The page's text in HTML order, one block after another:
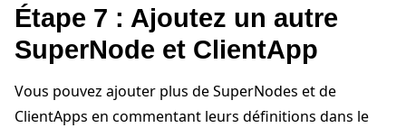
Étape 7 : Ajoutez un autre
SuperNode et ClientApp
Vous pouvez ajouter plus de SuperNodes et de
ClientApps en commentant leurs définitions dans le